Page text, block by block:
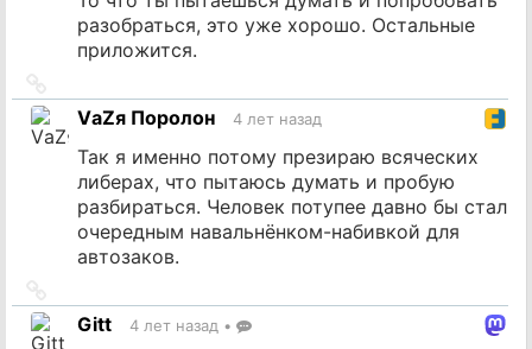
разобраться, это уже хорошо. Остальные
приложится.
на
источник
VаZя Поролон 4 лет назад
Так я именно потому презираю всяческих
либерах, что пытаюсь думать и пробую
разбираться. Человек потупее давно бы стал
очередным навальнёнком-набивкой для
автозаков.
на
источник
Gitt 4 лет назад •